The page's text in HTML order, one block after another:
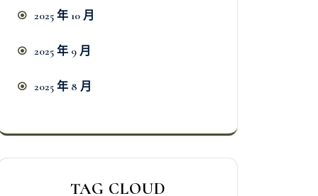
2025 年 10 月
2025 年 9 月
2025 年 8 月
TAG CLOUD